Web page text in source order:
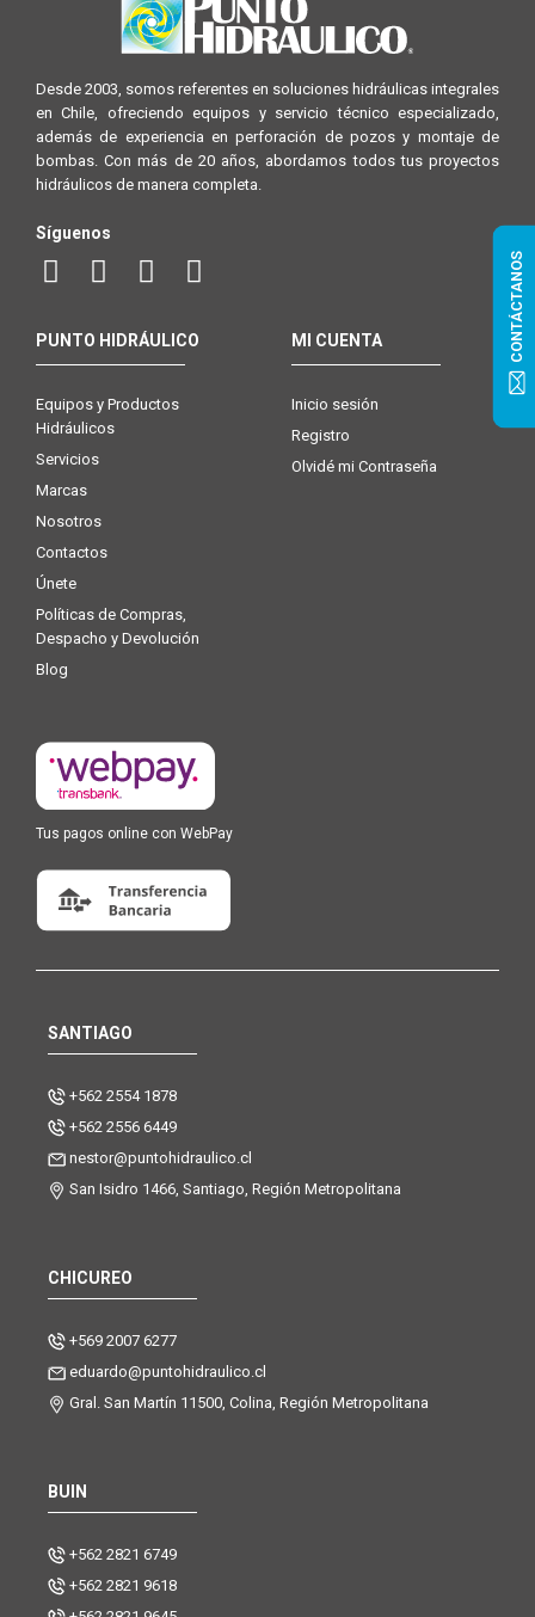
Desde 2003, somos referentes en soluciones hidráulicas integrales
en Chile, ofreciendo equipos y servicio técnico especializado,
además de experiencia en perforación de pozos y montaje de
bombas. Con más de 20 años, abordamos todos tus proyectos
hidráulicos de manera completa.
Síguenos
PUNTO HIDRÁULICO
Equipos y Productos
Hidráulicos
Servicios
Marcas
Nosotros
Contactos
Únete
Políticas de Compras,
Despacho y Devolución
Blog
MI CUENTA
Inicio sesión
Registro
Olvidé mi Contraseña
CONTÁCTANOS
Tus pagos online con WebPay
SANTIAGO
+562 2554 1878
+562 2556 6449
nestor@puntohidraulico.cl
San Isidro 1466, Santiago, Región Metropolitana
CHICUREO
+569 2007 6277
eduardo@puntohidraulico.cl
Gral. San Martín 11500, Colina, Región Metropolitana
BUIN
+562 2821 6749
+562 2821 9618